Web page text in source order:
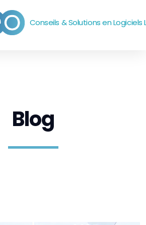
Conseils & Solutions en Logiciels
Blog